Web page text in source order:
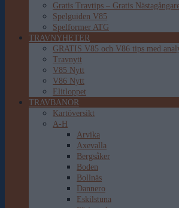
Gratis Travtips – Gratis
Spelguiden V85
Spelformer ATG
TRAVNYHETER
GRATIS V85 och V86 tips med
Travnytt
V85 Nytt
V86 Nytt
Elitloppet
TRAVBANOR
Kartöversikt
A-H
Arvika
Axevalla
Bergsåker
Boden
Bollnäs
Dannero
Eskilstuna